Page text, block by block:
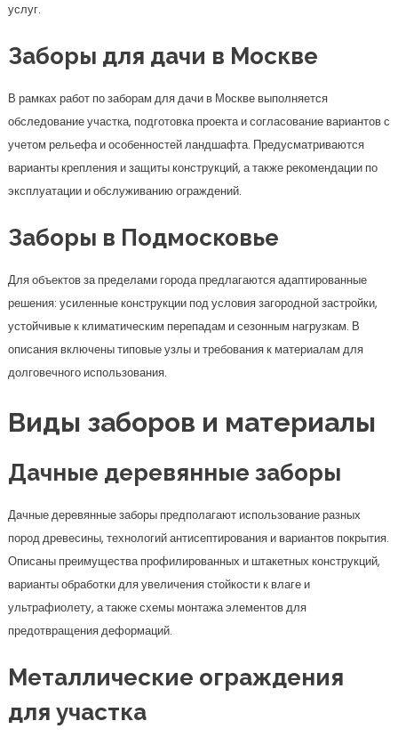
услуг.
Заборы для дачи в Москве
В рамках работ по заборам для дачи в Москве выполняется
обследование участка, подготовка проекта и согласование вариантов с
учетом рельефа и особенностей ландшафта. Предусматриваются
варианты крепления и защиты конструкций, а также рекомендации по
эксплуатации и обслуживанию ограждений.
Заборы в Подмосковье
Для объектов за пределами города предлагаются адаптированные
решения: усиленные конструкции под условия загородной застройки,
устойчивые к климатическим перепадам и сезонным нагрузкам. В
описания включены типовые узлы и требования к материалам для
долговечного использования.
Виды заборов и материалы
Дачные деревянные заборы
Дачные деревянные заборы предполагают использование разных
пород древесины, технологий антисептирования и вариантов покрытия.
Описаны преимущества профилированных и штакетных конструкций,
варианты обработки для увеличения стойкости к влаге и
ультрафиолету, а также схемы монтажа элементов для
предотвращения деформаций.
Металлические ограждения
для участка